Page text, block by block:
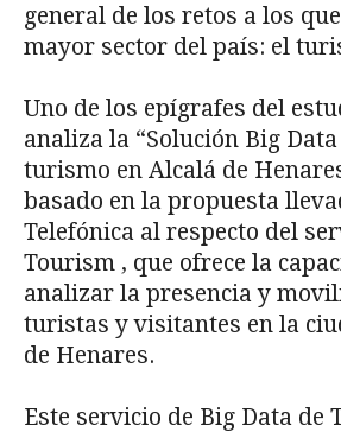
general de los retos a los
mayor sector del país: el
Uno de los epígrafes del
analiza la “Solución Big
turismo en Alcalá de
basado en la propuesta
Telefónica al respecto del
Tourism , que ofrece la
analizar la presencia y
turistas y visitantes en la
de Henares.
Este servicio de Big Data de